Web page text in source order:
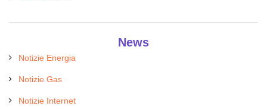
News
Notizie Energia
Notizie Gas
Notizie Internet